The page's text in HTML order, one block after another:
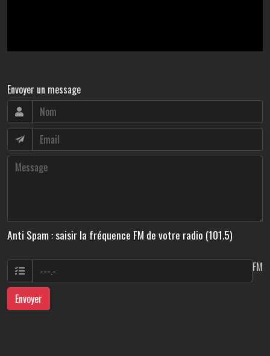
Envoyer un message
Anti Spam : saisir la fréquence FM de votre radio (101.5)
FM
Envoyer